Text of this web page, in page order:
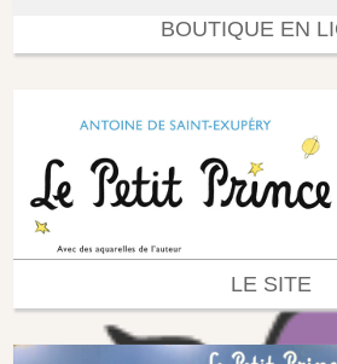
BOUTIQUE EN
LE SITE